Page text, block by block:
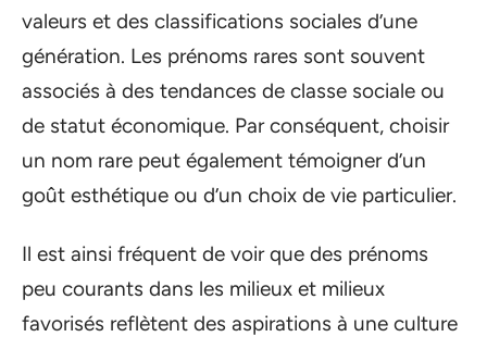
valeurs et des classifications sociales d’une
génération. Les prénoms rares sont souvent
associés à des tendances de classe sociale ou
de statut économique. Par conséquent, choisir
un nom rare peut également témoigner d’un
goût esthétique ou d’un choix de vie particulier.
Il est ainsi fréquent de voir que des prénoms
peu courants dans les milieux et milieux
favorisés reflètent des aspirations à une culture